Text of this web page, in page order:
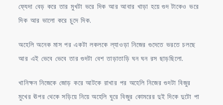
ফ্যেদা বেড় করে তার মুখটা ভরে দিক আর আবার খাড়া হয়ে গুদ টাকেও ভরে
দিক আর ভালো করে চুদে দিক.
অহেলি অনেক মাস পর একটা লকলকে ল্যাওড়া নিজের গুদেতে ভরতে চলছে
আর এই ভেবে ভেবে তার গুদটা বেশ তাড়াতাড়ি ঘন ঘন রস ছাড়ছিলো.
খানিক্ষন নিজেকে জোড় করে আটকে রাখার পর অহেলি নিজের গুদটা বিজুর
মুখের ঊপর থেকে সড়িয়ে নিয়ে অহেলি ঘুরে বিজুর কোমরের দুই দিকে দুটো পা